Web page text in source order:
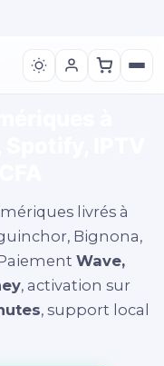
· Cap
2026
livrés à
Bignona,
Wave,
, activation sur
, support local